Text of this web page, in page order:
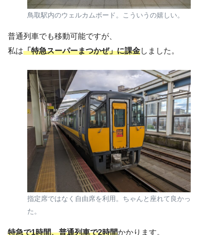
鳥取駅内のウェルカムボード。こういうの嬉しい。
普通列車でも移動可能ですが、
私は「特急スーパーまつかぜ」に課金しました。
指定席ではなく自由席を利用。ちゃんと座れて良かっ
た。
特急で1時間、普通列車で2時間かかります。